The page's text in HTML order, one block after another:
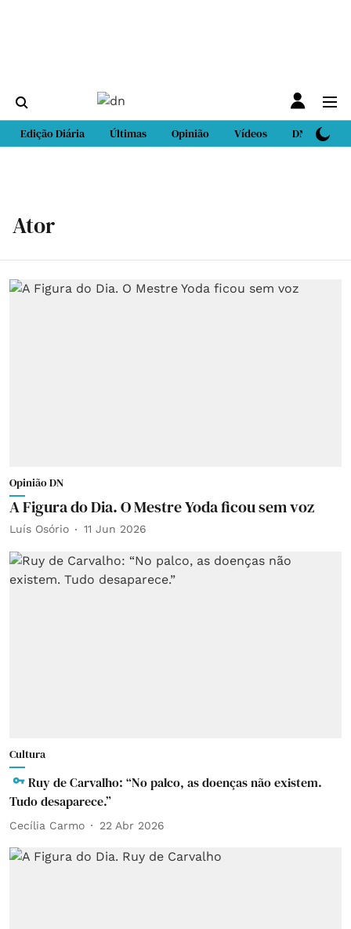
Edição Diária Últimas Opinião Vídeos DN Sport
Ator
Opinião DN
A Figura do Dia. O Mestre Yoda ficou sem voz
Luís Osório 11 Jun 2026
Cultura
Ruy de Carvalho: “No palco, as doenças não existem.
Tudo desaparece.”
Cecília Carmo 22 Abr 2026